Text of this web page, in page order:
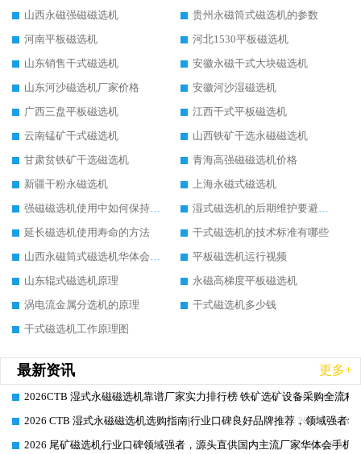
山西永磁强磁磁选机
贵州永磁筒式磁选机的参数
河南平板磁选机
河北1530平板磁选机
山东销售干式磁选机
安徽永磁干式大块磁选机
山东河沙磁选机厂家价格
安徽河沙湿磁选机
广西三盘平板磁选机
江西干式平板磁选机
云南锰矿干式磁选机
山西铁矿干选永磁磁选机
甘肃贫铁矿干选磁选机
青海高强磁磁选机价格
新疆干粉永磁选机
上海永磁式磁选机
强磁磁选机使用中如何保持其顺畅运行
湿式磁选机的后期维护要避开哪些坑
延长磁选机使用寿命的方法
干式磁选机的技术标准有哪些
山西永磁筒式磁选机华体会手机网页版-华体会(中国)
平板磁选机运行视频
山东辊式磁选机原理
永磁高梯度平板磁选机
涡电流金属分选机的原理
干式磁选机多少钱
干式磁选机工作原理图
最新资讯 更多+
2026-06-25
2026CTB 湿式永磁磁选机靠谱厂家实力排行榜 铁矿选矿设备采购全流程
2026-06-25
2026 CTB 湿式永磁磁选机选购指南|行业口碑良好品牌推荐，领域强者
2026-06-25
2026 尾矿磁选机行业口碑领域强者，源头直供国内主流厂家华体会手机